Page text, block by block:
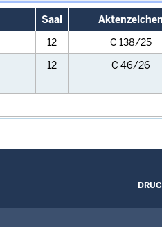
Saal Aktenzeichen
12
C 138/25
12 C 46/26